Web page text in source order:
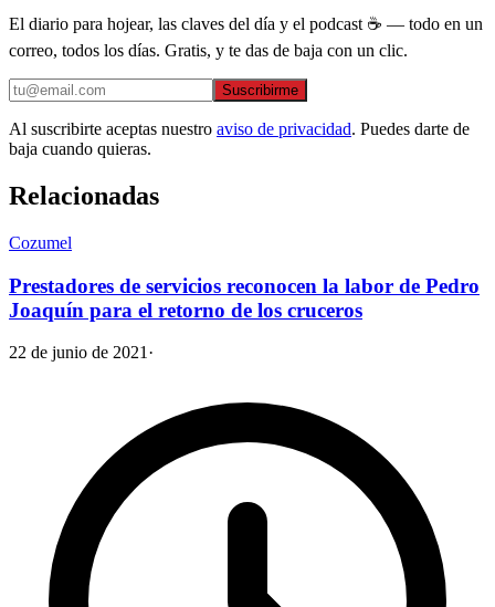
El diario para hojear, las claves del día y el podcast ☕ — todo en un
correo, todos los días. Gratis, y te das de baja con un clic.
Suscribirme
Al suscribirte aceptas nuestro aviso de privacidad. Puedes darte de
baja cuando quieras.
Relacionadas
Cozumel
Prestadores de servicios reconocen la labor de Pedro
Joaquín para el retorno de los cruceros
22 de junio de 2021 ·